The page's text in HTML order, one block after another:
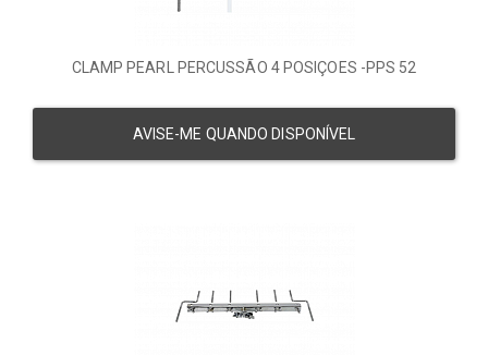
CLAMP PEARL PERCUSSÃO 4 POSIÇOES -PPS 52
AVISE-ME QUANDO DISPONÍVEL